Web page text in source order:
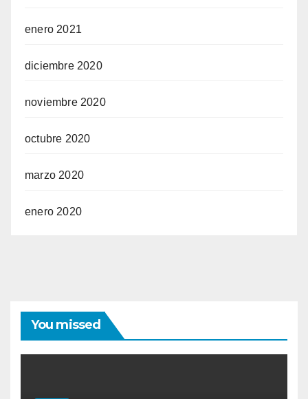
enero 2021
diciembre 2020
noviembre 2020
octubre 2020
marzo 2020
enero 2020
You missed